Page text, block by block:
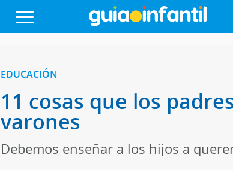
EDUCACIÓN
11 cosas que los
varones
Debemos enseñar a los hijos a